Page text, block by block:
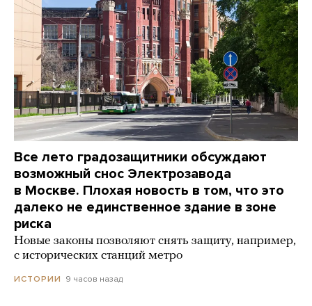
Все лето градозащитники обсуждают
возможный снос Электрозавода
в Москве. Плохая новость в том, что это
далеко не единственное здание в зоне
риска
Новые законы позволяют снять защиту, например,
с исторических станций метро
ИСТОРИИ 9 часов назад